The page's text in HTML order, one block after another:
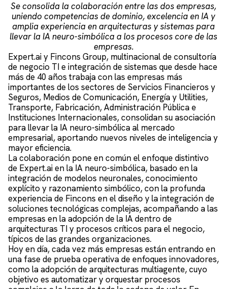
Se consolida la colaboración entre las dos empresas,
uniendo competencias de dominio, excelencia en IA y
amplia experiencia en arquitecturas y sistemas para
llevar la IA neuro-simbólica a los procesos core de las
empresas.
Expert.ai y Fincons Group, multinacional de consultoría
de negocio TI e integración de sistemas que desde hace
más de 40 años trabaja con las empresas más
importantes de los sectores de Servicios Financieros y
Seguros, Medios de Comunicación, Energía y Utilities,
Transporte, Fabricación, Administración Pública e
Instituciones Internacionales, consolidan su asociación
para llevar la IA neuro-simbólica al mercado
empresarial, aportando nuevos niveles de inteligencia y
mayor eficiencia.
La colaboración pone en común el enfoque distintivo
de Expert.ai en la IA neuro-simbólica, basado en la
integración de modelos neuronales, conocimiento
explícito y razonamiento simbólico, con la profunda
experiencia de Fincons en el diseño y la integración de
soluciones tecnológicas complejas, acompañando a las
empresas en la adopción de la IA dentro de
arquitecturas TI y procesos críticos para el negocio,
típicos de las grandes organizaciones.
Hoy en día, cada vez más empresas están entrando en
una fase de prueba operativa de enfoques innovadores,
como la adopción de arquitecturas multiagente, cuyo
objetivo es automatizar y orquestar procesos